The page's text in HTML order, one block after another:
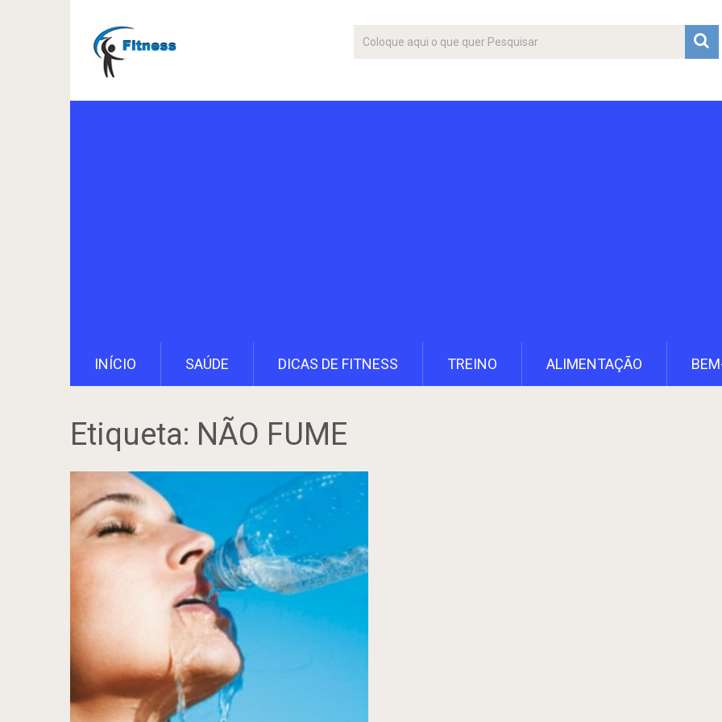
INÍCIO SAÚDE DICAS DE FITNESS TREINO ALIMENTAÇÃO
Etiqueta: NÃO FUME